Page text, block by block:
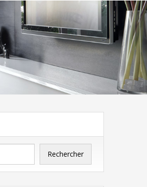
Rechercher